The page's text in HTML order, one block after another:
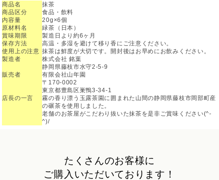
商品名
抹茶
商品区分
食品・飲料
内容量
20g×6個
原材料名
緑茶（日本）
賞味期限
製造日より約6ヶ月
保存方法
高温・多湿を避けて移り香にご注意ください。
使用上の注意 抹茶は鮮度が大切です。開封後はお早めにお飲みください。
製造者
株式会社 銘葉
静岡県藤枝市水守2-5-9
販売者
有限会社山年園
〒170-0002
東京都豊島区巣鴨3-34-1
店長の一言
霧の香り漂う玉露茶園に囲まれた山間の静岡県藤枝市岡部町産
の碾茶を使用しました。
老舗のお茶屋がこだわり抜いた抹茶を是非ご賞味ください(^-
^)/
たくさんのお客様に
ご購入いただいております！